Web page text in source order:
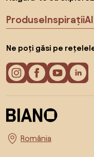
ProduseInspirații
Ne poți găsi pe
Alege țara